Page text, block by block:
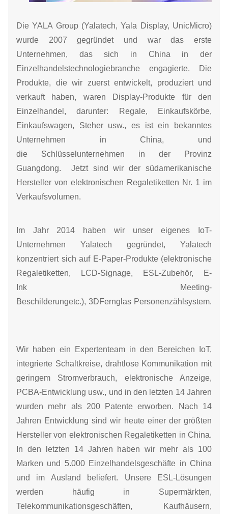
Die YALA Group (Yalatech, Yala Display, UnicMicro)
wurde 2007 gegründet und war das erste
Unternehmen, das sich in China in der
Einzelhandelstechnologiebranche engagierte. Die
Produkte, die wir zuerst entwickelt, produziert und
verkauft haben, waren Display-Produkte für den
Einzelhandel, darunter: Regale, Einkaufskörbe,
Einkaufswagen, Steher usw., es ist ein bekanntes
Unternehmen in China, und
die Schlüsselunternehmen in der Provinz
Guangdong.
Jetzt sind wir der südamerikanische
Hersteller von elektronischen Regaletiketten Nr. 1 im
Verkaufsvolumen.
Im Jahr 2014 haben wir unser eigenes IoT-
Unternehmen Yalatech gegründet, Yalatech
konzentriert sich auf E-Paper-Produkte (elektronische
Regaletiketten, LCD-Signage, ESL-Zubehör, E-
Ink
Meeting-
Beschilderungetc.), 3DFernglas Personenzählsystem.
Wir haben ein Expertenteam in den Bereichen IoT,
integrierte Schaltkreise, drahtlose Kommunikation mit
geringem Stromverbrauch, elektronische Anzeige,
PCBA-Entwicklung usw., und in den letzten 14 Jahren
wurden mehr als 200 Patente erworben. Nach 14
Jahren Entwicklung sind wir heute einer der größten
Hersteller von elektronischen Regaletiketten in China.
In den letzten 14 Jahren haben wir mehr als 100
Marken und 5.000 Einzelhandelsgeschäfte in China
und im Ausland beliefert. Unsere ESL-Lösungen
werden häufig in Supermärkten,
Telekommunikationsgeschäften, Kaufhäusern,